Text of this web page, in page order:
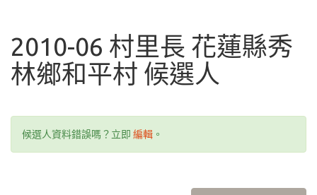
2010-06 村里長 花蓮縣秀
林鄉和平村 候選人
候選人資料錯誤嗎？立即 編輯 。